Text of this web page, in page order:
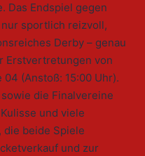
Das Endspiel gegen
sportlich reizvoll,
Derby – genau
Erstvertretungen von
(Anstoß: 15:00 Uhr).
die Finalvereine
und viele
die beide Spiele
und zur